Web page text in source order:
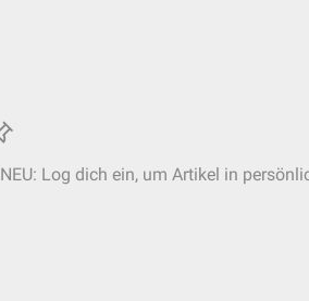
NEU: Log dich ein, um Artikel in